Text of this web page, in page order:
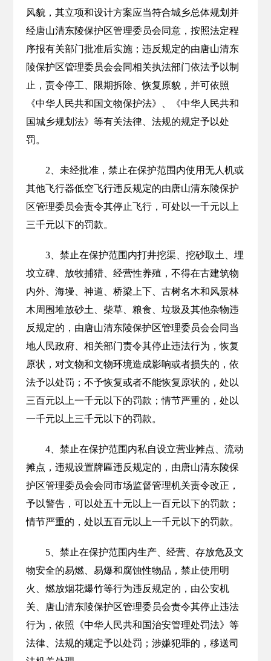
风貌，其立项和设计方案应当符合城乡总体规划并
经唐山清东陵保护区管理委员会同意，按照法定程
序报有关部门批准后实施；违反规定的由唐山清东
陵保护区管理委员会会同相关执法部门依法予以制
止，责令停工、限期拆除、恢复原貌，并可依照
《中华人民共和国文物保护法》、《中华人民共和
国城乡规划法》等有关法律、法规的规定予以处
罚。
2、未经批准，禁止在保护范围内使用无人机或
其他飞行器低空飞行违反规定的由唐山清东陵保护
区管理委员会责令其停止飞行，可处以一千元以上
三千元以下的罚款。
3、禁止在保护范围内打井挖渠、挖砂取土、埋
坟立碑、放牧捕猎、经营性养殖，不得在古建筑物
内外、海墁、神道、桥梁上下、古树名木和风景林
木周围堆放砂土、柴草、粮食、垃圾及其他杂物违
反规定的，由唐山清东陵保护区管理委员会会同当
地人民政府、相关部门责令其停止违法行为，恢复
原状，对文物和文物环境造成影响或者损失的，依
法予以处罚；不予恢复或者不能恢复原状的，处以
三百元以上一千元以下的罚款；情节严重的，处以
一千元以上三千元以下的罚款。
4、禁止在保护范围内私自设立营业摊点、流动
摊点，违规设置牌匾违反规定的，由唐山清东陵保
护区管理委员会会同市场监督管理机关责令改正，
予以警告，可以处五十元以上一百元以下的罚款；
情节严重的，处以五百元以上一千元以下的罚款。
5、禁止在保护范围内生产、经营、存放危及文
物安全的易燃、易爆和腐蚀性物品，禁止使用明
火、燃放烟花爆竹等行为违反规定的，由公安机
关、唐山清东陵保护区管理委员会责令其停止违法
行为，依照《中华人民共和国治安管理处罚法》等
法律、法规的规定予以处罚；涉嫌犯罪的，移送司